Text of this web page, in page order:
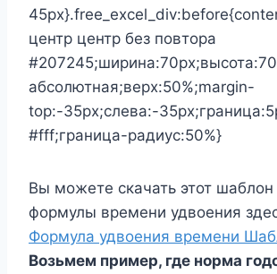
центр центр без повтора
абсолютная;верх:50%;margin-
top:-35px;слева:-
#fff;граница-радиус:50%}
Вы можете скачать этот шаблон
формулы времени удвоения
Формула удвоения времени
Возьмем пример, где норма